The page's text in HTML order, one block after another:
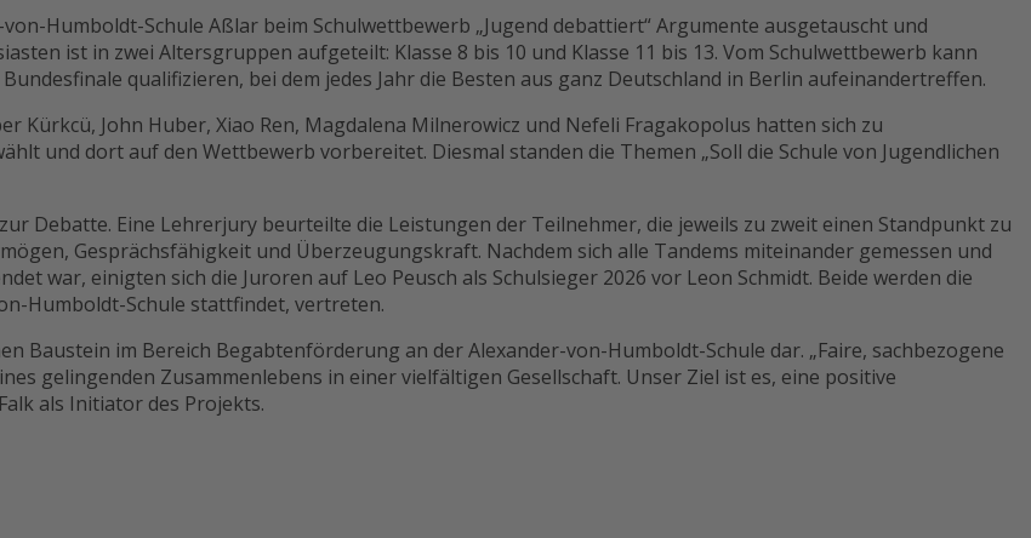
Humboldt-Schule Aßlar beim Schulwettbewerb „Jugend debattiert“ Argumente ausgetauscht und
ist in zwei Altersgruppen aufgeteilt: Klasse 8 bis 10 und Klasse 11 bis 13. Vom Schulwettbewerb kann
qualifizieren, bei dem jedes Jahr die Besten aus ganz Deutschland in Berlin aufeinandertreffen.
Kürkcü, John Huber, Xiao Ren, Magdalena Milnerowicz und Nefeli Fragakopolus hatten sich zu
und dort auf den Wettbewerb vorbereitet. Diesmal standen die Themen „Soll die Schule von Jugendlichen
Debatte. Eine Lehrerjury beurteilte die Leistungen der Teilnehmer, die jeweils zu zweit einen Standpunkt zu
Gesprächsfähigkeit und Überzeugungskraft. Nachdem sich alle Tandems miteinander gemessen und
war, einigten sich die Juroren auf Leo Peusch als Schulsieger 2026 vor Leon Schmidt. Beide werden die
Humboldt-Schule stattfindet, vertreten.
Baustein im Bereich Begabtenförderung an der Alexander-von-Humboldt-Schule dar. „Faire, sachbezogene
gelingenden Zusammenlebens in einer vielfältigen Gesellschaft. Unser Ziel ist es, eine positive
als Initiator des Projekts.